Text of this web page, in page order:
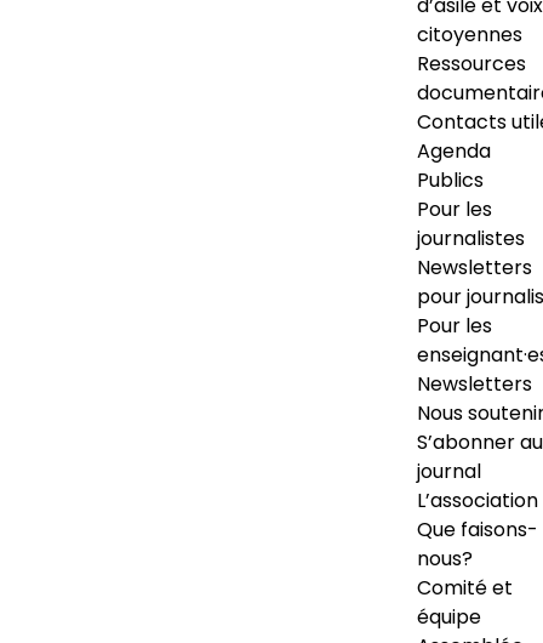
citoyennes
Ressources
Contacts
Agenda
Publics
Pour les
journalistes
Newsletters
pour
Pour les
Newsletters
Nous
S’abonner au
journal
L’association
Que faisons-
nous?
Comité et
équipe